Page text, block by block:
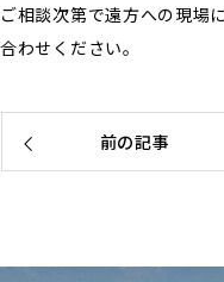
ご相談次第で遠方への現場
合わせください。
前の記事